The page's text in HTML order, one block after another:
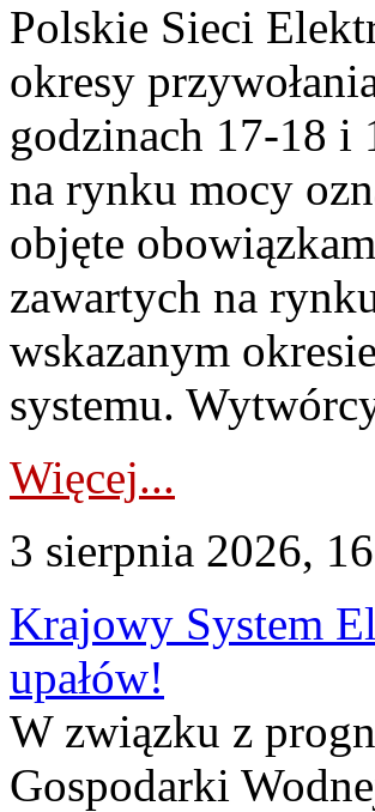
Polskie Sieci
okresy
godzinach 17-18 i
na rynku mocy
objęte
zawartych na
wskazanym
systemu.
Więcej...
3 sierpnia 2026,
Krajowy System
upałów!
W związku z
Gospodarki